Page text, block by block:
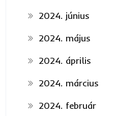
2024. június
2024. május
2024. április
2024. március
2024. február